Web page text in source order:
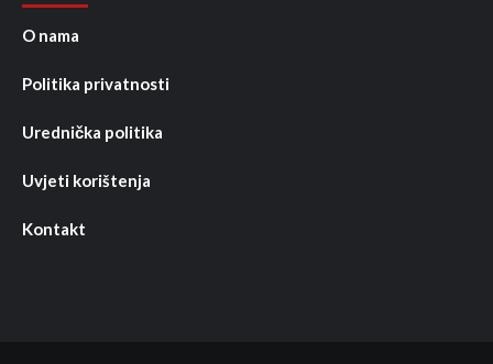
O nama
Politika privatnosti
Urednička politika
Uvjeti korištenja
Kontakt